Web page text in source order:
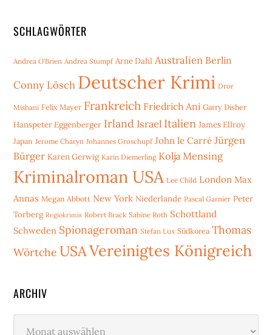
SCHLAGWÖRTER
Andrea O'Brien Andrea Stumpf Arne Dahl Australien Berlin
Conny Lösch Deutscher Krimi Dror
Mishani Felix Mayer Frankreich Friedrich Ani Garry Disher
Hanspeter Eggenberger Irland Israel Italien James Ellroy
Japan Jerome Charyn Johannes Groschupf John le Carré Jürgen
Bürger Karen Gerwig Karin Diemerling Kolja Mensing
Kriminalroman USA Lee Child London Max
Annas Megan Abbott New York Niederlande Pascal Garnier Peter
Torberg Regiokrimis Robert Brack Sabine Roth Schottland
Schweden Spionageroman Stefan Lux Südkorea Thomas
Wörtche USAVereinigtes Königreich
ARCHIV